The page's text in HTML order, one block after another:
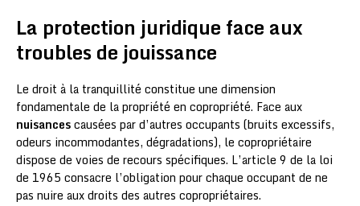
La protection juridique face aux
troubles de jouissance
Le droit à la tranquillité constitue une dimension
fondamentale de la propriété en copropriété. Face aux
nuisancescausées par d’autres occupants (bruits excessifs,
odeurs incommodantes, dégradations), le copropriétaire
dispose de voies de recours spécifiques. L’article 9 de la loi
de 1965 consacre l’obligation pour chaque occupant de ne
pas nuire aux droits des autres copropriétaires.